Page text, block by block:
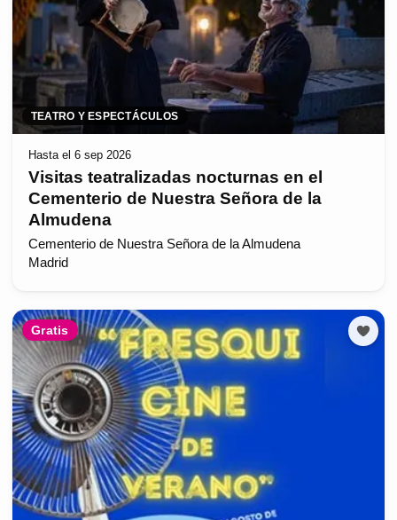
TEATRO Y ESPECTÁCULOS
Hasta el 6 sep 2026
Visitas teatralizadas nocturnas en el
Cementerio de Nuestra Señora de la
Almudena
Cementerio de Nuestra Señora de la Almudena
Madrid
Gratis